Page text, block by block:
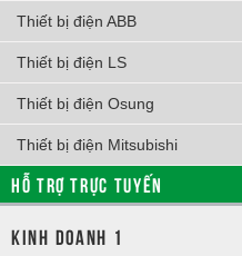
Thiết bị điện ABB
Thiết bị điện LS
Thiết bị điện Osung
Thiết bị điện Mitsubishi
HỖ TRỢ TRỰC TUYẾN
Kinh doanh 1